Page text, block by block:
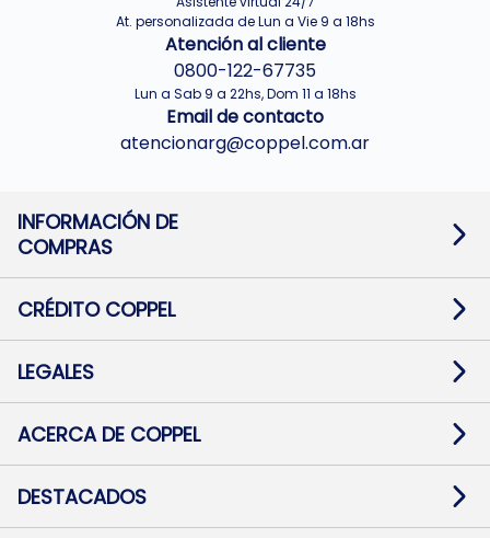
At. personalizada de Lun a Vie 9 a 18hs
Atención al cliente
0800-122-67735
Lun a Sab 9 a 22hs, Dom 11 a 18hs
Email de contacto
atencionarg@coppel.com.ar
INFORMACIÓN DE
COMPRAS
Términos y condiciones
Botón de arrepentimiento
Mapa de sitio
CRÉDITO COPPEL
Solicitar Crédito
Medios de Pago
Pago Fácil Online
LEGALES
Baja contratos
Defensa al consumidor CABA
ACERCA DE COPPEL
Trabajá con Nosotros
Preguntas Frecuentes
DESTACADOS